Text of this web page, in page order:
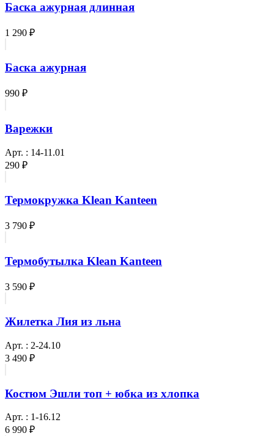
Баска ажурная длинная
1 290 ₽
Баска ажурная
990 ₽
Варежки
Арт. : 14-11.01
290 ₽
Термокружка Klean Kanteen
3 790 ₽
Термобутылка Klean Kanteen
3 590 ₽
Жилетка Лия из льна
Арт. : 2-24.10
3 490 ₽
Костюм Эшли топ + юбка из хлопка
Арт. : 1-16.12
6 990 ₽